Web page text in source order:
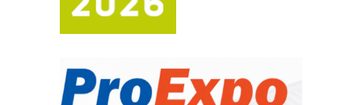
sistema
Trajna oznaka kao dugoročna korist
IB BLUMENAUER - više od 40 godina
poverenja u industriji